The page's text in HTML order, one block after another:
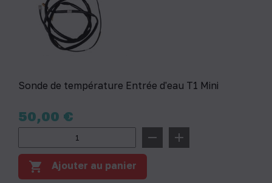
Sonde de température Entrée d'eau T1 Mini
Prix
50,00 €
remove
add
shopping_cart
Ajouter au panier